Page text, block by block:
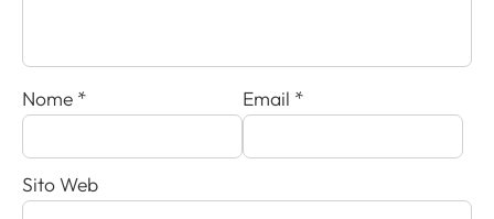
Nome * Email *
Sito Web